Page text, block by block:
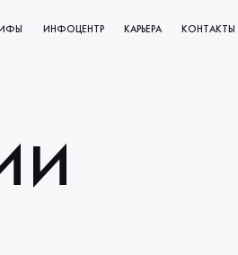
ИНФОЦЕНТР КАРЬЕРА КОНТАКТЫ